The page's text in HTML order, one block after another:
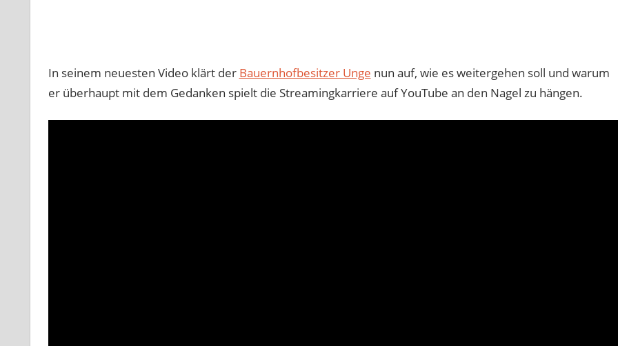
In seinem neuesten Video klärt der Bauernhofbesitzer Unge nun auf, wie es weitergehen soll und warum
er überhaupt mit dem Gedanken spielt die Streamingkarriere auf YouTube an den Nagel zu hängen.